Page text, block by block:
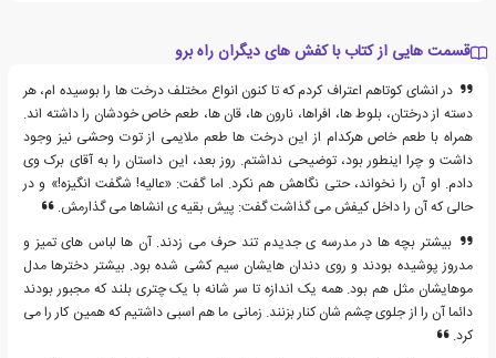
قسمت هایی از کتاب با کفش های دیگران راه برو
در انشای کوتاهم اعتراف کردم که تا کنون انواع مختلف درخت ها را بوسیده ام، هر
دسته از درختان، بلوط ها، افراها، نارون ها، قان ها، طعم خاص خودشان را داشته اند.
همراه با طعم خاص هرکدام از این درخت ها طعم ملایمی از توت وحشی نیز وجود
داشت و چرا اینطور بود، توضیحی نداشتم. روز بعد، این داستان را به آقای برک وی
دادم. او آن را نخواند، حتی نگاهش هم نکرد. اما گفت: «عالیه! شگفت انگیزه!» و در
حالی که آن را داخل کیفش می گذاشت گفت: پیش بقیه ی انشاها می گذارمش.
بیشتر بچه ها در مدرسه ی جدیدم تند حرف می زدند. آن ها لباس های تمیز و
مدروز پوشیده بودند و روی دندان هایشان سیم کشی شده بود. بیشتر دخترها مدل
موهایشان مثل هم بود. همه یک اندازه تا سر شانه با یک چتری بلند که مجبور بودند
دائما آن را از جلوی چشم شان کنار بزنند. زمانی ما هم اسبی داشتیم که همین کار را می
کرد.